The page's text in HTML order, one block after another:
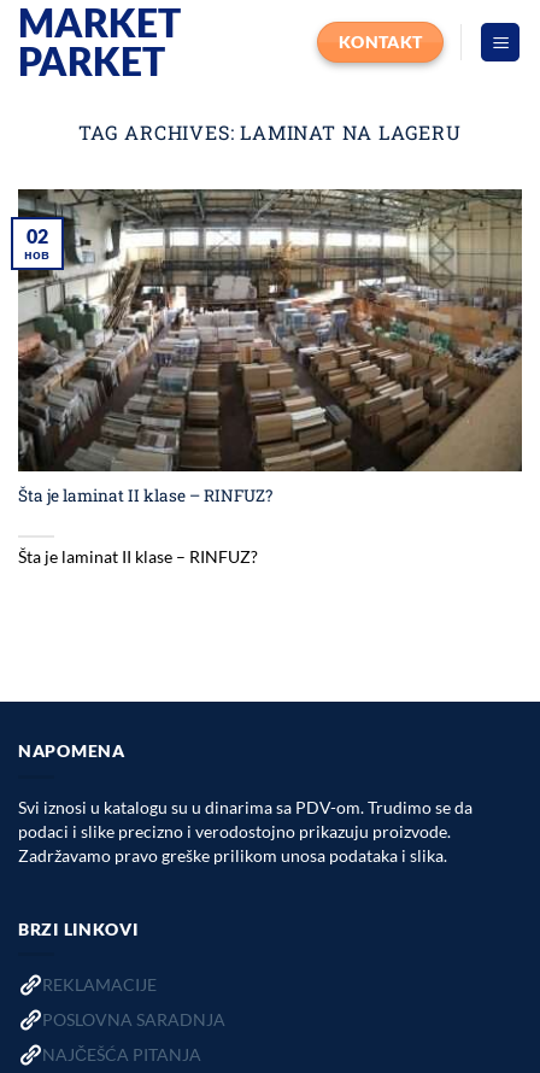
Прескочи
садржај
MARKET
PARKET
KONTAKT
TAG ARCHIVES:LAMINAT NA LAGERU
Šta je laminat II klase – RINFUZ?
Šta je laminat II klase – RINFUZ?
02
нов
NAPOMENA
Svi iznosi u katalogu su u dinarima sa PDV-om. Trudimo se da
podaci i slike precizno i verodostojno prikazuju proizvode.
Zadržavamo pravo greške prilikom unosa podataka i slika.
BRZI LINKOVI
REKLAMACIJE
POSLOVNA SARADNJA
NAJČEŠĆA PITANJA